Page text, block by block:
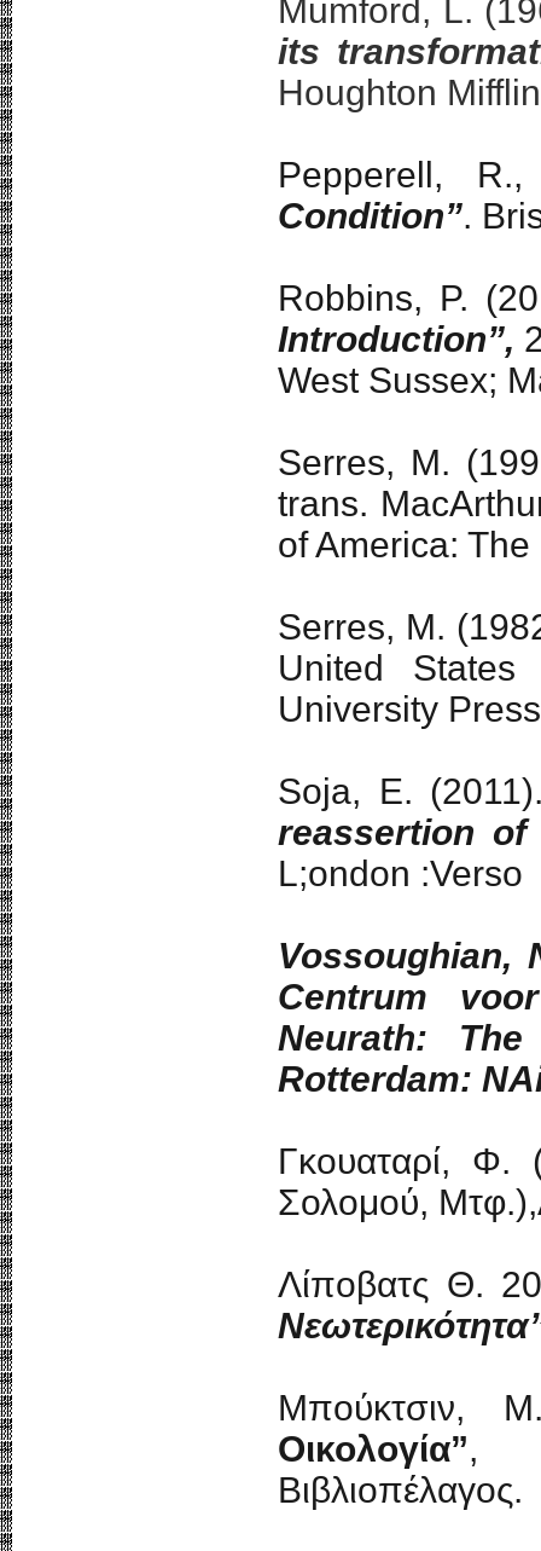
Mumford, L.
its
Houghton
Pepperell,
Condition”.
Robbins, P.
Introduction”,
West Sussex;
Serres, M.
trans.
of America:
Serres, M.
United
University
Soja, E.
reassertion
L;ondon
Vossoughian,
Centrum
Neurath:
Rotterdam:
Γκουαταρί,
Σολομού,
Λίποβατς Θ.
Μπούκτσιν,
Οικολογία”,
Βιβλιοπέλαγος.